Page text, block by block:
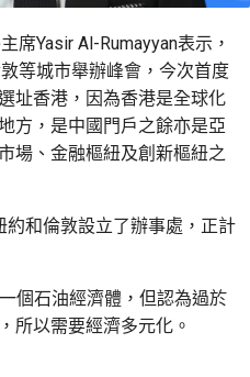
席Yasir Al-Rumayyan表示，
等城市舉辦峰會，今次首度
址香港，因為香港是全球化
方，是中國門戶之餘亦是亞
場、金融樞紐及創新樞紐之
和倫敦設立了辦事處，正計
個石油經濟體，但認為過於
所以需要經濟多元化。